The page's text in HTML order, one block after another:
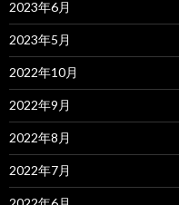
2023年6月
2023年5月
2022年10月
2022年9月
2022年8月
2022年7月